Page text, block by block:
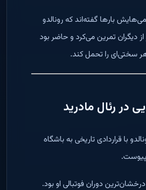
بارها گفته‌اند که رونالدو
دیگران تمرین می‌کرد و حاضر بود
سختی‌ای را تحمل کند.
در رئال مادرید
۲۰۰۹ رونالدو با قراردادی تاریخی به باشگاه
درخشان‌ترین دوران فوتبالی او بود.